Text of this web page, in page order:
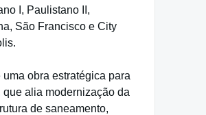
I, Paulistano II,
São Francisco e City
uma obra estratégica para
que alia modernização da
de saneamento,